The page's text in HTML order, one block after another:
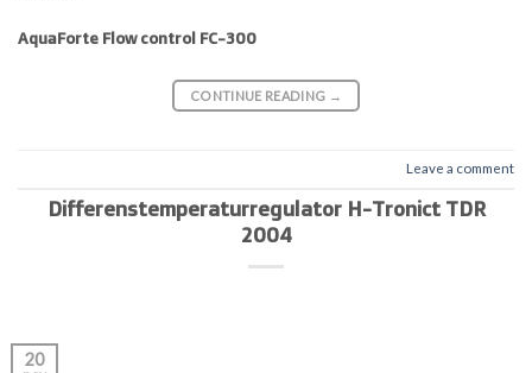
AquaForte Flow control FC-300
CONTINUE READING →
Leave a comment
Differenstemperaturregulator H-Tronict TDR
2004
20